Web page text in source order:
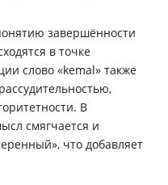
завершённости
в точке
слово «kemal» также
В
смягчается и
что добавляет